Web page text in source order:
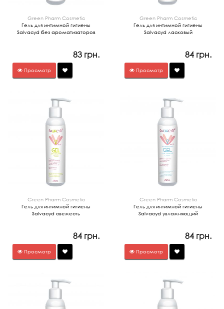
Green Pharm Cosmetic
Гель для интимной гигиены
Salvacyd без ароматизаторов
83 грн.
Просмотр
Green Pharm Cosmetic
Гель для интимной гигиены
Salvacyd ласковый
84 грн.
Просмотр
Green Pharm Cosmetic
Гель для интимной гигиены
Salvacyd свежесть
84 грн.
Просмотр
Green Pharm Cosmetic
Гель для интимной гигиены
Salvacyd увлажняющий
84 грн.
Просмотр